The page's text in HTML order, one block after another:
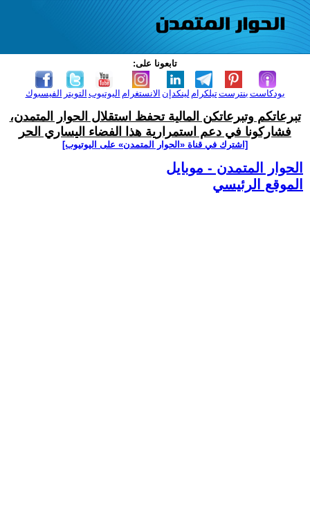
تابعونا على:
الفيسبوك التويتر اليوتيوب الانستغرام لينكدإن تيلكرامبنترست بودكاست
تبرعاتكم وتبرعاتكن المالية تحفظ استقلال الحوار المتمدن،
فشاركونا في دعم استمرارية هذا الفضاء اليساري الحر
[اشترك في قناة ‫«الحوار المتمدن» على اليوتيوب]
الحوار المتمدن - موبايل
الموقع الرئيسي